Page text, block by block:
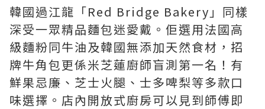
韓國過江龍「Red Bridge Bakery」同樣
深受一眾精品麵包迷愛戴。佢選用法國高
級麵粉同牛油及韓國無添加天然食材，招
牌牛角包更係米芝蓮廚師盲測第一名！有
鮮果忌廉、芝士火腿、士多啤梨等多款口
味選擇。店內開放式廚房可以見到師傅即